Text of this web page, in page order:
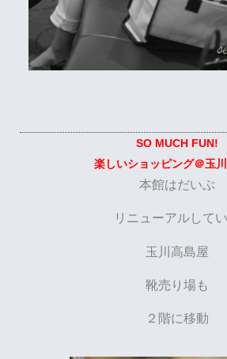
SO MUCH FUN!
楽しいショッピング＠玉
本館はだいぶ
リニューアルして
玉川高島屋
靴売り場も
２階に移動